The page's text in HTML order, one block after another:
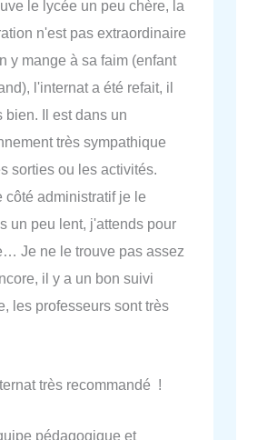
le lycée un peu chère, la
n'est pas extraordinaire
y mange à sa faim (enfant
l'internat a été refait, il
bien. Il est dans un
très sympathique
sorties ou les activités.
côté administratif je le
un peu lent, j'attends pour
Je ne le trouve pas assez
il y a un bon suivi
les professeurs sont très
très recommandé !
pédagogique et